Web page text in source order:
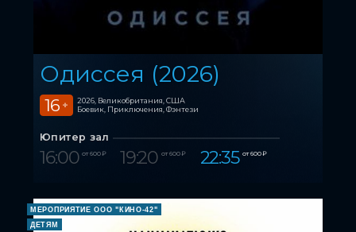
Одиссея (2026)
16 +
2026, Великобритания, США
Боевик, Приключения, Фэнтези
Юпитер зал
16:00 от 600 ₽ 19:20 от 600 ₽ 22:35 от 600 ₽
МЕРОПРИЯТИЕ ООО "КИНО-42"
ДЕТЯМ